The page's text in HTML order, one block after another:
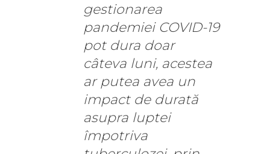
gestionarea
pandemiei COVID-19
pot dura doar
câteva luni, acestea
ar putea avea un
impact de durată
asupra luptei
împotriva